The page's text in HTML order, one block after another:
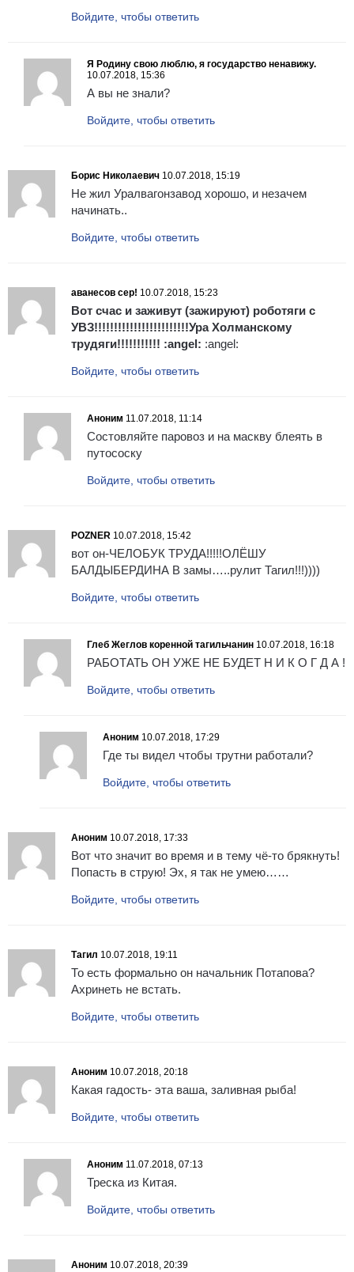
Войдите, чтобы ответить
Я Родину свою люблю, я государство ненавижу.
10.07.2018, 15:36
А вы не знали?
Войдите, чтобы ответить
Борис Николаевич 10.07.2018, 15:19
Не жил Уралвагонзавод хорошо, и незачем
начинать..
Войдите, чтобы ответить
аванесов сер! 10.07.2018, 15:23
Вот счас и заживут (зажируют) роботяги с
УВЗ!!!!!!!!!!!!!!!!!!!!!!!!Ура Холманскому
трудяги!!!!!!!!!!! :angel: :angel:
Войдите, чтобы ответить
Аноним 11.07.2018, 11:14
Состовляйте паровоз и на маскву блеять в
путососку
Войдите, чтобы ответить
POZNER 10.07.2018, 15:42
вот он-ЧЕЛОБУК ТРУДА!!!!!ОЛЁШУ
БАЛДЫБЕРДИНА В замы…..рулит Тагил!!!))))
Войдите, чтобы ответить
Глеб Жеглов коренной тагильчанин 10.07.2018, 16:18
РАБОТАТЬ ОН УЖЕ НЕ БУДЕТ Н И К О Г Д А !
Войдите, чтобы ответить
Аноним 10.07.2018, 17:29
Где ты видел чтобы трутни работали?
Войдите, чтобы ответить
Аноним 10.07.2018, 17:33
Вот что значит во время и в тему чё-то брякнуть!
Попасть в струю! Эх, я так не умею……
Войдите, чтобы ответить
Тагил 10.07.2018, 19:11
То есть формально он начальник Потапова?
Ахринеть не встать.
Войдите, чтобы ответить
Аноним 10.07.2018, 20:18
Какая гадость- эта ваша, заливная рыба!
Войдите, чтобы ответить
Аноним 11.07.2018, 07:13
Треска из Китая.
Войдите, чтобы ответить
Аноним 10.07.2018, 20:39